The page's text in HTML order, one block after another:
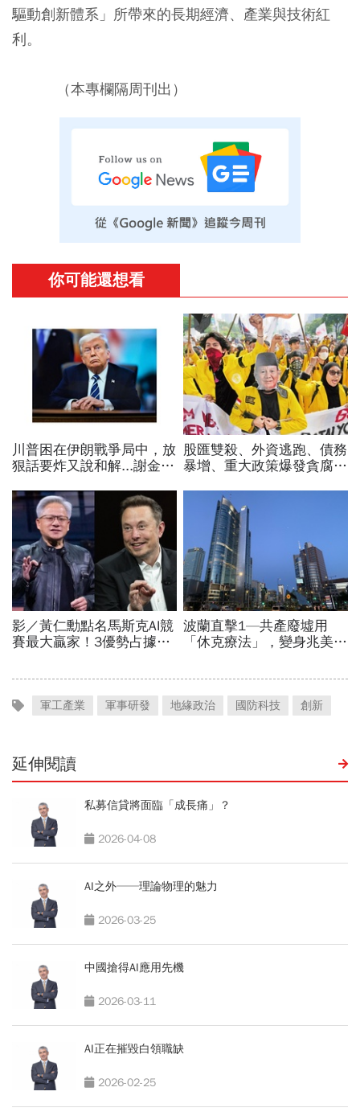
驅動創新體系」所帶來的長期經濟、產業與技術紅
利。
（本專欄隔周刊出）
軍工產業 軍事研發 地緣政治 國防科技 創新
延伸閱讀
私募信貸將面臨「成長痛」？
2026-04-08
AI之外──理論物理的魅力
2026-03-25
中國搶得AI應用先機
2026-03-11
AI正在摧毀白領職缺
2026-02-25